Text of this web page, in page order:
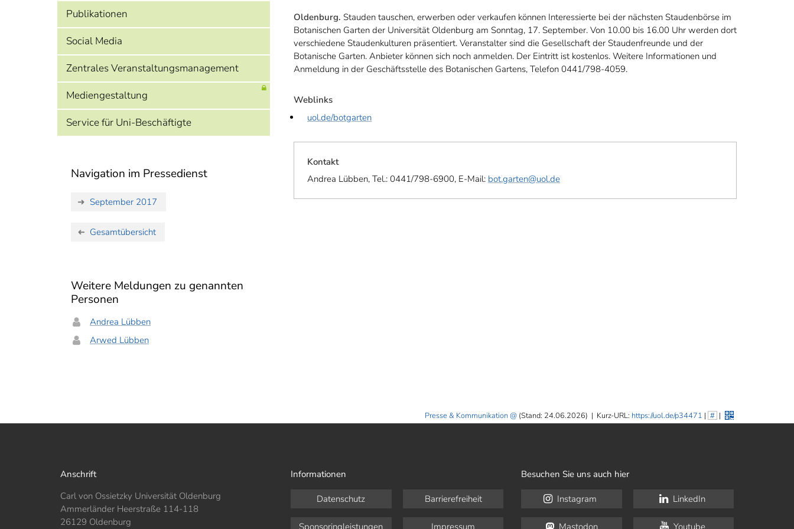
Publikationen
Social Media
Zentrales Veranstaltungsmanagement
Mediengestaltung
Service für Uni-Beschäftigte
Navigation im Pressedienst
September 2017
Gesamtübersicht
Weitere Meldungen zu genannten
Personen
Andrea Lübben
Arwed Lübben
Oldenburg. Stauden tauschen, erwerben oder verkaufen können Interessierte bei der nächsten Staudenbörse im
Botanischen Garten der Universität Oldenburg am Sonntag, 17. September. Von 10.00 bis 16.00 Uhr werden dort
verschiedene Staudenkulturen präsentiert. Veranstalter sind die Gesellschaft der Staudenfreunde und der
Botanische Garten. Anbieter können sich noch anmelden. Der Eintritt ist kostenlos. Weitere Informationen und
Anmeldung in der Geschäftsstelle des Botanischen Gartens, Telefon 0441/798-4059.
Weblinks
uol.de/botgarten
Kontakt
Andrea Lübben, Tel.: 0441/798-6900, E-Mail: bot.garten@uol.de
Presse & Kommunikation (Stand: 24.06.2026) | Kurz-URL: https://uol.de/p34471 | # |
Anschrift
Carl von Ossietzky Universität Oldenburg
Ammerländer Heerstraße 114-118
26129 Oldenburg
Informationen
Datenschutz Barrierefreiheit
Sponsoringleistungen Impressum
Besuchen Sie uns auch hier
Instagram LinkedIn
Mastodon Youtube